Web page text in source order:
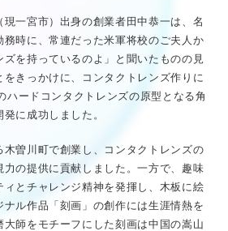
一宮市）出身の創業者田中恭一は、名
時に、常連だった米軍将校のご夫人か
を持っているのよ」と聞いたものの見
きっかけに、コンタクトレンズ作りに
ハードコンタクトレンズの原型となる角
に成功しました。
木曽川町で創業し、コンタクトレンズの
の提供に貢献しました。一方で、趣味
とチャレンジ精神を発揮し、木板に絵
ル作品「刻画」の創作には生涯情熱を
師をモチーフにした刻画は中国の嵩山